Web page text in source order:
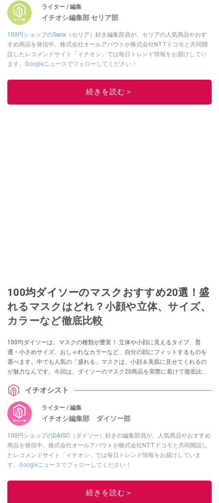
ライター / 編集
イチオシ編集部 セリア部
100円ショップのSeria（セリア） 好き編集部員が、セリアの人気商品やおす
すめ商品を発信中。株式会社オールアバウトが株式会社NTTドコモと共同開
設したレコメンドサイト「イチオシ」では毎日トレンド情報をお届けしてい
ます。 Googleニュースでフォロー してください！
このイチオシストの他の記事を読む
続きを読む＞
100均ダイソーのマスクおすすめ20選！盛
れるマスクはどれ？小顔や立体、サイズ、
カラーなど徹底比較
100均ダイソーは、マスクの種類が豊富！ 立体や小顔に見えるタイプ、普
通・小さめサイズ、おしゃれなカラーなど、自分の顔にフィットするものを
選べます。中でも人気の「盛れる」マスクは、小顔＆美肌に見せてくれるの
が魅力なんです。今回は、ダイソーのマスク20商品を実際に着けて徹底比
をご紹介します。
イチオシスト
ライター / 編集
イチオシ編集部 ダイソー部
100円ショップのDAISO（ダイソー） 好きの編集部員が、人気商品やおすすめ
商品を発信中。株式会社オールアバウトが株式会社NTTドコモと共同開設し
たレコメンドサイト「イチオシ」では毎日トレンド情報をお届けしていま
す。 Googleニュースでフォロー してください！
このイチオシストの他の記事を読む
続きを読む＞